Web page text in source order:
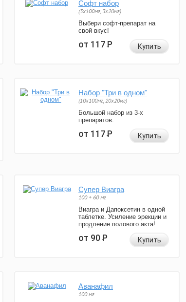
Софт набор
(3x100мг, 3x20мг)
Выбери софт-препарат на
свой вкус!
от 117Р Купить
Набор "Три в одном"
(10x100мг, 20x20мг)
Большой набор из 3-х
препаратов.
от 117Р Купить
Супер Виагра
100 + 60 мг
Виагра и Дапоксетин в одной
таблетке. Усиление эрекции и
продление полового акта!
от 90Р Купить
Аванафил
100 мг